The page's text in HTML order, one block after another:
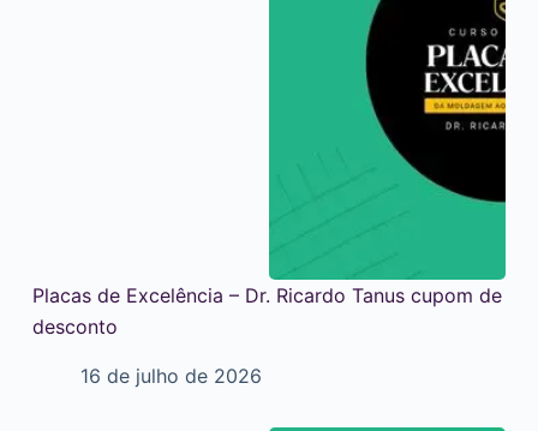
Placas de Excelência – Dr. Ricardo Tanus cupom de
desconto
16 de julho de 2026